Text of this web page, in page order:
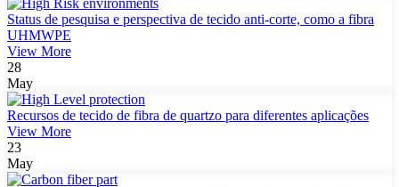
Status de pesquisa e perspectiva de tecido anti-corte, como a fibra
UHMWPE
View More
28
May
Recursos de tecido de fibra de quartzo para diferentes aplicações
View More
23
May